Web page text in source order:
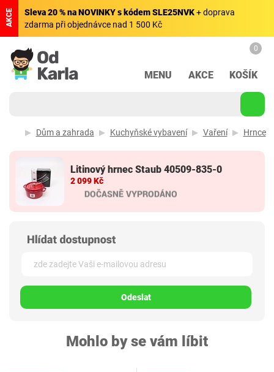
AKCE Sleva 20 % na NOVINKY s kódem SLE25NVK+ doprava
zdarma při objednávce nad 1 500 Kč
MENU AKCE
0
KOŠÍK
Dům a zahrada Kuchyňské vybavení Vaření Hrnce
Litinový hrnec Staub 40509-835-0
2 099 Kč
Odeslat
Mohlo by se vám líbit